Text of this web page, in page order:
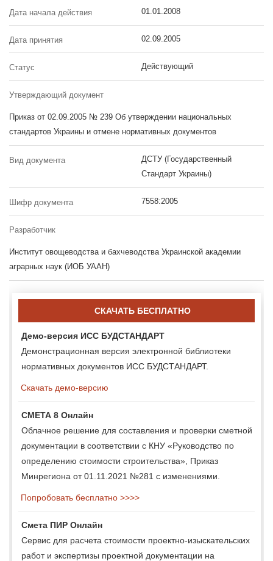
Дата начала действия 01.01.2008
Дата принятия 02.09.2005
Статус Действующий
Утверждающий документ
Приказ от 02.09.2005 № 239 Об утверждении национальных
стандартов Украины и отмене нормативных документов
Вид документа
ДСТУ (Государственный
Стандарт Украины)
Шифр документа 7558:2005
Разработчик
Институт овощеводства и бахчеводства Украинской академии
аграрных наук (ИОБ УААН)
СКАЧАТЬ БЕСПЛАТНО
Демо-версия ИСС БУДСТАНДАРТ
Демонстрационная версия электронной библиотеки
нормативных документов ИСС БУДСТАНДАРТ.
Скачать демо-версию
СМЕТА 8 Онлайн
Облачное решение для составления и проверки сметной
документации в соответствии с КНУ «Руководство по
определению стоимости строительства», Приказ
Минрегиона от 01.11.2021 №281 с изменениями.
Попробовать бесплатно >>>>
Смета ПИР Онлайн
Сервис для расчета стоимости проектно-изыскательских
работ и экспертизы проектной документации на